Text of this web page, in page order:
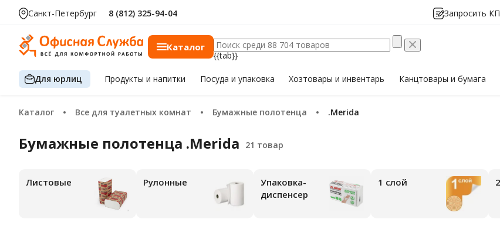
Санкт-Петербург 8 (812) 325-94-04 Запросить КП
Каталог
{{tab}}
Для юрлиц Продуктыи напитки Посуда и упаковка Хозтоварыи инвентарь Канцтовары и бумага
Каталог Все для туалетных комнат Бумажные полотенца .Merida
Бумажные полотенца .Merida
Листовые Рулонные
Упаковка-
диспенсер
1 слой